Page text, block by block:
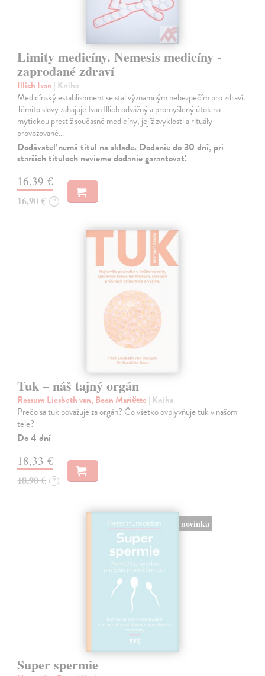
Limity medicíny. Nemesis medicíny -
zaprodané zdraví
Illich Ivan | Kniha
Medicínský establishment se stal významným nebezpečím pro zdraví.
Těmito slovy zahajuje Ivan Illich odvážný a promyšlený útok na
mytickou prestiž současné medicíny, jejíž zvyklosti a rituály
provozované…
Dodávateľ nemá titul na sklade. Dodanie do 30 dní, pri
starších tituloch nevieme dodanie garantovať.
16,39 €
16,90 € ?
Tuk – náš tajný orgán
Rossum Liesbeth van, Boon Mariëtte | Kniha
Prečo sa tuk považuje za orgán? Čo všetko ovplyvňuje tuk v našom
tele?
Do 4 dní
18,33 €
18,90 € ?
novinka
Super spermie